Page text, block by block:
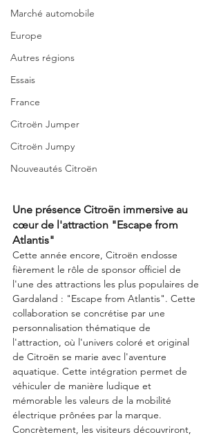
Marché automobile
Europe
Autres régions
Essais
France
Citroën Jumper
Citroën Jumpy
Nouveautés Citroën
Une présence Citroën immersive au
cœur de l'attraction "Escape from
Atlantis"
Cette année encore, Citroën endosse
fièrement le rôle de sponsor officiel de
l'une des attractions les plus populaires de
Gardaland : "Escape from Atlantis". Cette
collaboration se concrétise par une
personnalisation thématique de
l'attraction, où l'univers coloré et original
de Citroën se marie avec l'aventure
aquatique. Cette intégration permet de
véhiculer de manière ludique et
mémorable les valeurs de la mobilité
électrique prônées par la marque.
Concrètement, les visiteurs découvriront,